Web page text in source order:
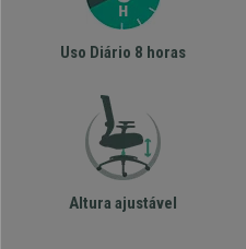
Uso Diário 8 horas
Altura ajustável